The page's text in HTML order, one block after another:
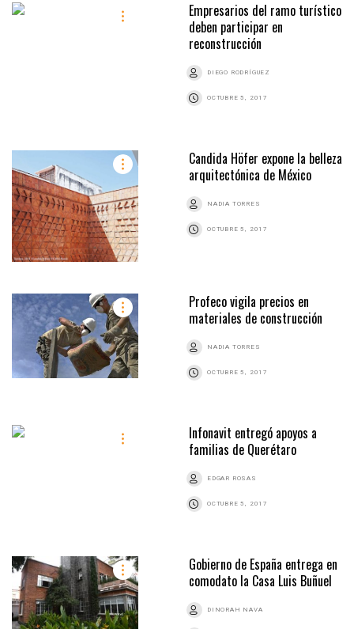
Empresarios del ramo turístico
deben participar en
reconstrucción
DIEGO RODRÍGUEZ
OCTUBRE 5, 2017
Candida Höfer expone la belleza
arquitectónica de México
NADIA TORRES
OCTUBRE 5, 2017
Profeco vigila precios en
materiales de construcción
NADIA TORRES
OCTUBRE 5, 2017
Infonavit entregó apoyos a
familias de Querétaro
EDGAR ROSAS
OCTUBRE 5, 2017
Gobierno de España entrega en
comodato la Casa Luis Buñuel
DINORAH NAVA